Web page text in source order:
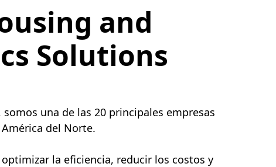
and
Solutions
somos una de las 20 principales empresas
del Norte.
la eficiencia, reducir los costos y